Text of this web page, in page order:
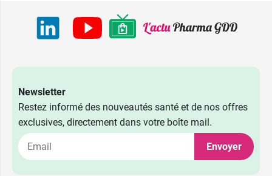
Newsletter
Restez informé des nouveautés santé et de nos offres
exclusives, directement dans votre boîte mail.
Envoyer